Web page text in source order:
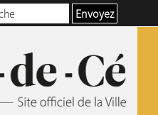
Envoyez